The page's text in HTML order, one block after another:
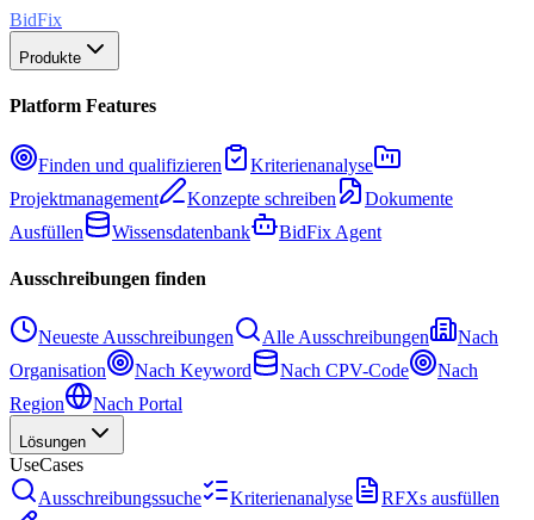
BidFix
Produkte
Platform Features
Finden und qualifizieren
Kriterienanalyse
Projektmanagement
Konzepte schreiben
Dokumente
Ausfüllen
Wissensdatenbank BidFix Agent
Ausschreibungen finden
Neueste Ausschreibungen Alle Ausschreibungen
Nach
Organisation
Nach Keyword Nach CPV-Code
Nach
Region
Nach Portal
Lösungen
UseCases
Ausschreibungssuche
Kriterienanalyse
RFXs ausfüllen